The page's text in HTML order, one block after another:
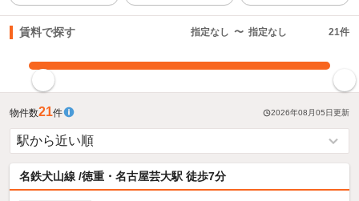
賃料で探す 指定なし 〜 指定なし 21件
物件数21件 2026年08月05日更新
名鉄犬山線 /徳重・名古屋芸大駅 徒歩7分